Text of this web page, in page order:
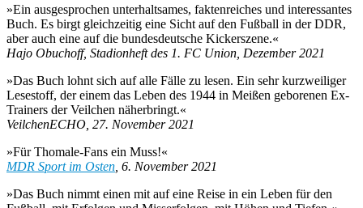
»Ein ausgesprochen unterhaltsames, faktenreiches und interessantes
Buch. Es birgt gleichzeitig eine Sicht auf den Fußball in der DDR,
aber auch eine auf die bundesdeutsche Kickerszene.«
Hajo Obuchoff, Stadionheft des 1. FC Union, Dezember 2021
»Das Buch lohnt sich auf alle Fälle zu lesen. Ein sehr kurzweiliger
Lesestoff, der einem das Leben des 1944 in Meißen geborenen Ex-
Trainers der Veilchen näherbringt.«
VeilchenECHO, 27. November 2021
»Für Thomale-Fans ein Muss!«
MDR Sport im Osten , 6. November 2021
»Das Buch nimmt einen mit auf eine Reise in ein Leben für den